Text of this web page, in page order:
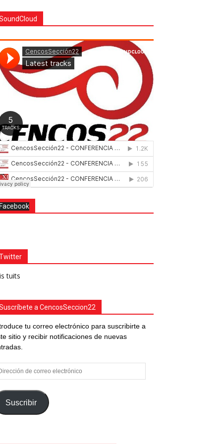
Facebook
tuits
a CencosSeccion22
tu correo electrónico para suscribirte a
sitio y recibir notificaciones de nuevas
Suscribir